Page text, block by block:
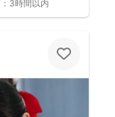
3時間以内